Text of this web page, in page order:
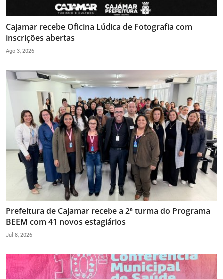
Cajamar recebe Oficina Lúdica de Fotografia com
inscrições abertas
Ago 3, 2026
Prefeitura de Cajamar recebe a 2ª turma do Programa
BEEM com 41 novos estagiários
Jul 8, 2026